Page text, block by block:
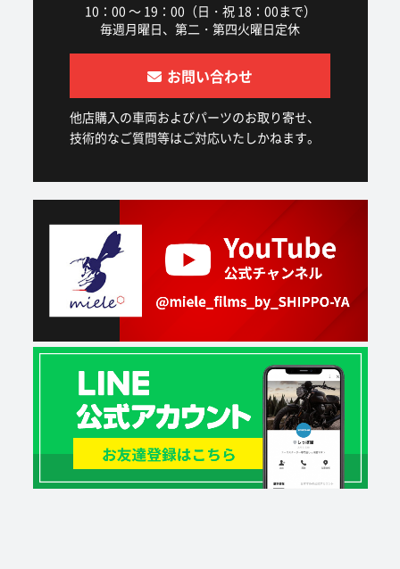
10：00 ～ 19：00（日・祝 18：00まで）
毎週月曜日、第二・第四火曜日定休
お問い合わせ
他店購入の車両およびパーツのお取り寄せ、
技術的なご質問等はご対応いたしかねます。